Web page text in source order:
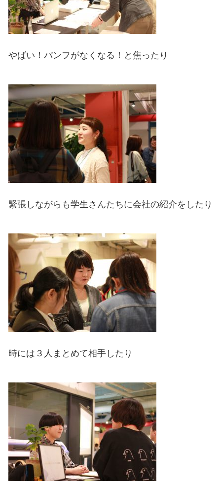
やばい！パンフがなくなる！と焦ったり
緊張しながらも学生さんたちに会社の紹介をしたり
時には３人まとめて相手したり